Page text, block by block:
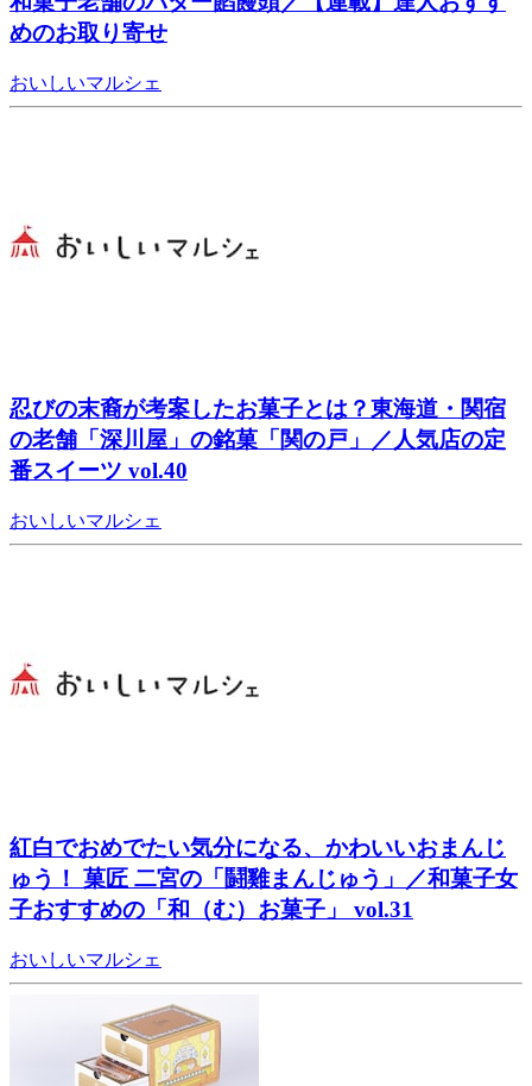
めのお取り寄せ
おいしいマルシェ
忍びの末裔が考案したお菓子とは？東海道・関宿
の老舗「深川屋」の銘菓「関の戸」／人気店の定
番スイーツ vol.40
おいしいマルシェ
紅白でおめでたい気分になる、かわいいおまんじ
ゅう！ 菓匠 二宮の「鬪雞まんじゅう」／和菓子女
子おすすめの「和（む）お菓子」 vol.31
おいしいマルシェ